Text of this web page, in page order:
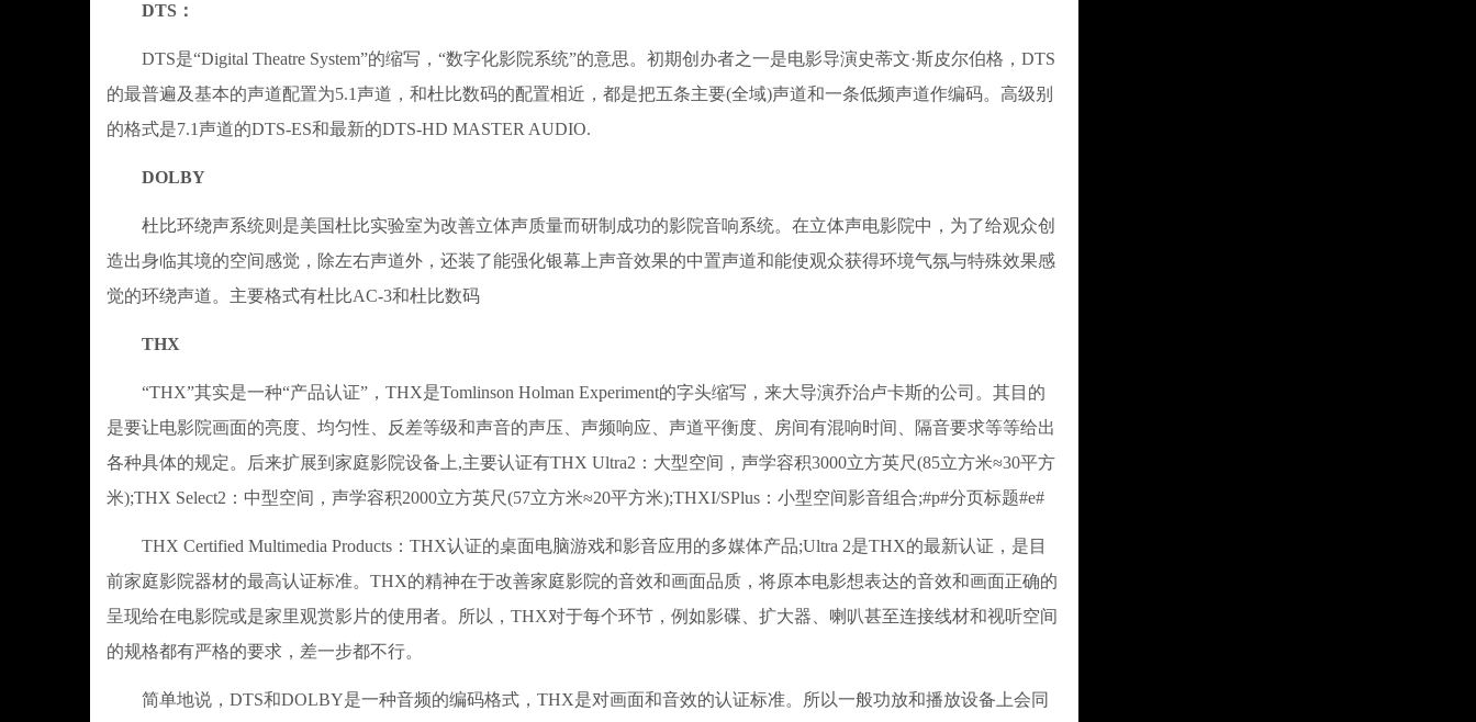
DTS：
DTS是“Digital Theatre System”的缩写，“数字化影院系统”的意思。初期创办者之一是电影导演史蒂文·斯皮尔伯格，DTS
的最普遍及基本的声道配置为5.1声道，和杜比数码的配置相近，都是把五条主要(全域)声道和一条低频声道作编码。高级别
的格式是7.1声道的DTS-ES和最新的DTS-HD MASTER AUDIO.
DOLBY
杜比环绕声系统则是美国杜比实验室为改善立体声质量而研制成功的影院音响系统。在立体声电影院中，为了给观众创
造出身临其境的空间感觉，除左右声道外，还装了能强化银幕上声音效果的中置声道和能使观众获得环境气氛与特殊效果感
觉的环绕声道。主要格式有杜比AC-3和杜比数码
THX
“THX”其实是一种“产品认证”，THX是Tomlinson Holman Experiment的字头缩写，来大导演乔治卢卡斯的公司。其目的
是要让电影院画面的亮度、均匀性、反差等级和声音的声压、声频响应、声道平衡度、房间有混响时间、隔音要求等等给出
各种具体的规定。后来扩展到家庭影院设备上,主要认证有THX Ultra2：大型空间，声学容积3000立方英尺(85立方米≈30平方
米);THX Select2：中型空间，声学容积2000立方英尺(57立方米≈20平方米);THXI/SPlus：小型空间影音组合;#p#分页标题#e#
THX Certified Multimedia Products：THX认证的桌面电脑游戏和影音应用的多媒体产品;Ultra 2是THX的最新认证，是目
前家庭影院器材的最高认证标准。THX的精神在于改善家庭影院的音效和画面品质，将原本电影想表达的音效和画面正确的
呈现给在电影院或是家里观赏影片的使用者。所以，THX对于每个环节，例如影碟、扩大器、喇叭甚至连接线材和视听空间
的规格都有严格的要求，差一步都不行。
简单地说，DTS和DOLBY是一种音频的编码格式，THX是对画面和音效的认证标准。所以一般功放和播放设备上会同